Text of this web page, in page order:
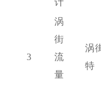
3
涡
街
流
量
涡
特